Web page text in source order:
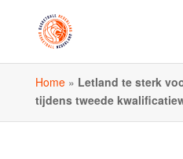
Home» Letland te sterk
tijdens tweede